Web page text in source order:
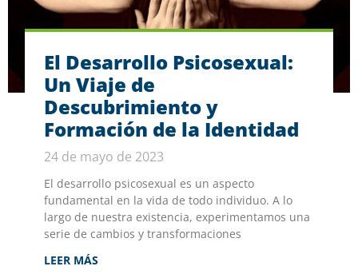
El Desarrollo Psicosexual:
Un Viaje de
Descubrimiento y
Formación de la Identidad
24 de mayo de 2023
El desarrollo psicosexual es un aspecto
fundamental en la vida de todo individuo. A lo
largo de nuestra existencia, experimentamos una
serie de cambios y transformaciones
LEER MÁS